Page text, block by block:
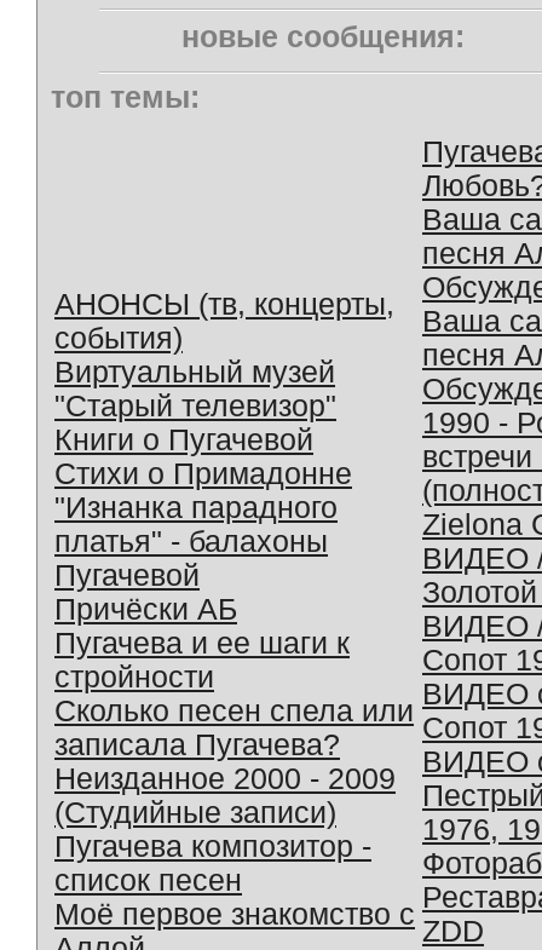
новые сообщения:
топ темы:
АНОНСЫ (тв, концерты,
события)
Виртуальный музей
"Старый телевизор"
Книги о Пугачевой
Стихи о Примадонне
"Изнанка парадного
платья" - балахоны
Пугачевой
Причёски АБ
Пугачева и ее шаги к
стройности
Сколько песен спела или
записала Пугачева?
Неизданное 2000 - 2009
(Студийные записи)
Пугачева композитор -
список песен
Моё первое знакомство с
Ваша
песня
Ваша
песня
1990 -
Zielona
ВИДЕО
ВИДЕО
Сопот
ВИДЕО
Сопот
ВИДЕО
1976,
ZDD